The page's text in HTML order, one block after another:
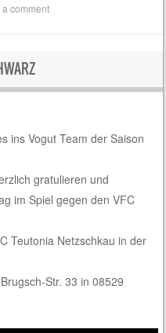
comment
ins Vogut Team der Saison
gratulieren und
im Spiel gegen den VFC
Teutonia Netzschkau in der
Str. 33 in 08529